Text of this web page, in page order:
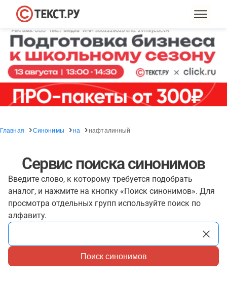
Главная Синонимы на нафталинный
Сервис поиска синонимов
Введите слово, к которому требуется подобрать
аналог, и нажмите на кнопку «Поиск синонимов». Для
просмотра отдельных групп используйте поиск по
алфавиту.
Поиск синонимов